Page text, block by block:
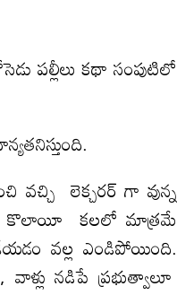
పల్లీలు కథా సంపుటిలో
వచ్చి లెక్చరర్ గా వున్న
వీధి కొలాయీ కలలో మాత్రమే
వల్ల ఎండిపోయింది.
నడిపే ప్రభుత్వాలూ